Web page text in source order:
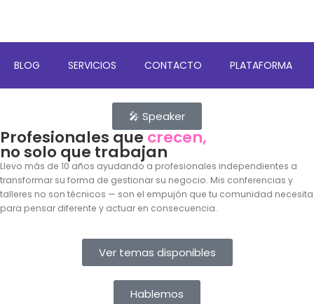
BLOG SERVICIOS CONTACTO PLATAFORMA
🎤 Speaker
Profesionales quecrecen,
no solo que trabajan
Llevo más de 10 años ayudando a profesionales independientes a
transformar su forma de gestionar su negocio. Mis conferencias y
talleres no son técnicos — son el empujón que tu comunidad necesita
para pensar diferente y actuar en consecuencia.
Ver temas disponibles
Hablemos